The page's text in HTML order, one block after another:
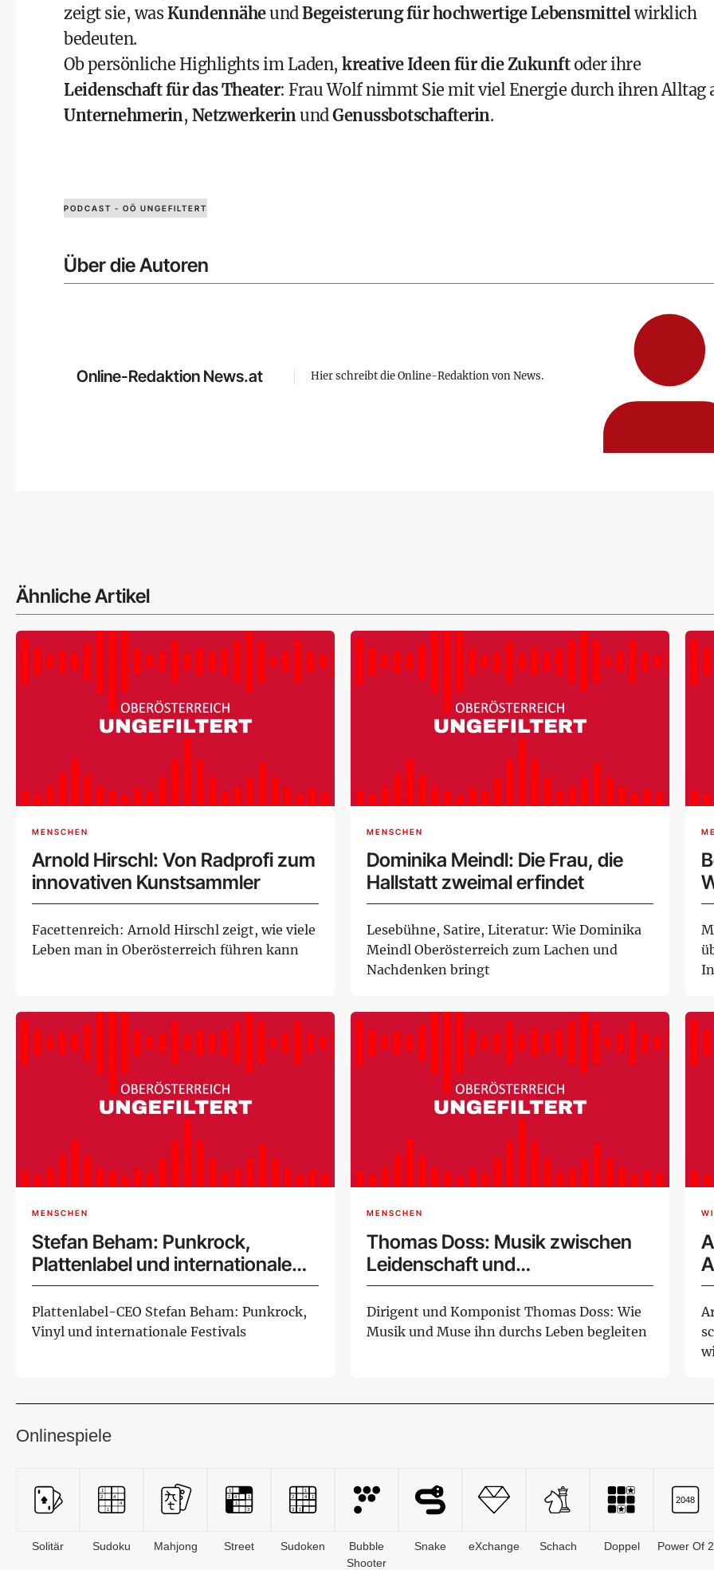
zeigt sie, wasKundennäheundBegeisterung für hochwertige Lebensmittelwirklich
bedeuten.
Ob persönliche Highlights im Laden, kreative Ideen für die Zukunftoder ihre
Leidenschaft für das Theater: Frau Wolf nimmt Sie mit viel Energie durch ihren Alltag
Unternehmerin, Netzwerkerin undGenussbotschafterin.
PODCAST - OÖ UNGEFILTERT
Über die Autoren
Online-Redaktion News.at Hier schreibt die Online-Redaktion von News.
Ähnliche Artikel
MENSCHEN
Arnold Hirschl: Von Radprofi zum
innovativen Kunstsammler
Facettenreich: Arnold Hirschl zeigt, wie viele
Leben man in Oberösterreich führen kann
MENSCHEN
Dominika Meindl: Die Frau, die
Hallstatt zweimal erfindet
Lesebühne, Satire, Literatur: Wie Dominika
Meindl Oberösterreich zum Lachen und
Nachdenken bringt
MENSCHEN
Stefan Beham: Punkrock,
Plattenlabel und internationale
Musikszene
Plattenlabel-CEO Stefan Beham: Punkrock,
Vinyl und internationale Festivals
MENSCHEN
Thomas Doss: Musik zwischen
Leidenschaft und
internationalem Erfolg
Dirigent und Komponist Thomas Doss: Wie
Musik und Muse ihn durchs Leben begleiten
Onlinespiele
Solitär Sudoku Mahjong Street Sudoken
Bubble
Shooter
Snake eXchange Schach Doppel Power Of 2